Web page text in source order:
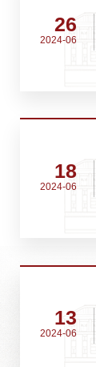
26
2024-06
18
2024-06
13
2024-06